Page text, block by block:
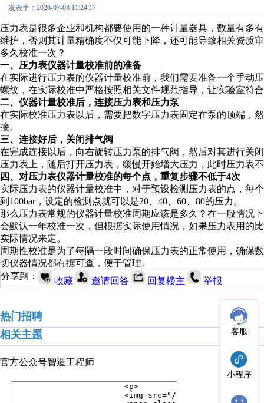
发表于：2026-07-08 11:24:17
压力表是很多企业和机构都要使用的一种计量器具，数量有多
维护，否则其计量精确度不仅可能下降，还可能导致相关资质
多久校准一次？
一、压力表仪器计量校准前的准备
在实际进行压力表的仪器计量校准前，我们需要准备一个手动
螺纹，在实际校准中严格按照相关文件规范指导，让实验室符
二、仪器计量校准后，连接压力表和压力泵
在实际校准压力表以后，需要把数字压力表固定在泵的顶端，
接。
三、连接好后，关闭排气阀
在完成连接以后，向右旋转压力泵的排气阀，然后对其进行关
压力表上，随后打开压力表，缓慢开始增大压力，此时压力表
四、对压力表仪器计量校准的每个点，重复步骤不低于4次
实际压力表的仪器计量校准中，对于预设检测压力表的点，每
到100bar，设定的检测点就可以是20、40、60、80的压力。
那么压力表常规的仪器计量校准周期应该是多久？在一般情况
会默认一年校准一次，但根据实际使用情况，如果压力表用的
实际情况来定。
周期性校准是为了每隔一段时间确保压力表的正常使用，确保
切仪器情况都有据可查，便于管理。
分享到：
收藏 邀请回答 回复楼主 举报
热门招聘
相关主题
官方公众号智造工程师
客服
小程序